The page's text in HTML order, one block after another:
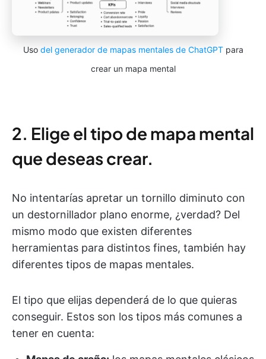
Uso del generador de mapas mentales de ChatGPTpara
crear un mapa mental
2. Elige el tipo de mapa mental
que deseas crear.
No intentarías apretar un tornillo diminuto con
un destornillador plano enorme, ¿verdad? Del
mismo modo que existen diferentes
herramientas para distintos fines, también hay
diferentes tipos de mapas mentales.
El tipo que elijas dependerá de lo que quieras
conseguir. Estos son los tipos más comunes a
tener en cuenta: